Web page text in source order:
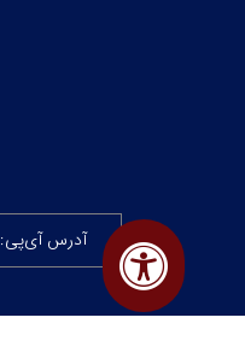
آدرس آی‌پی: